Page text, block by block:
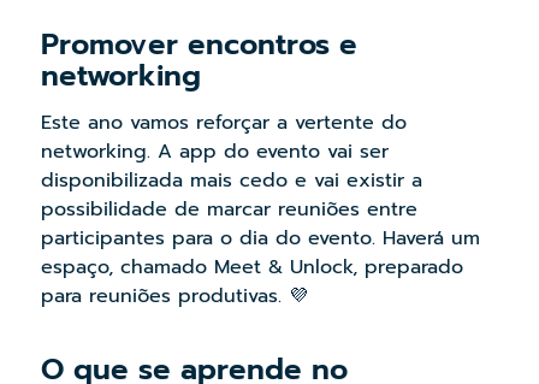
Promover encontros e
networking
Este ano vamos reforçar a vertente do
networking. A app do evento vai ser
disponibilizada mais cedo e vai existir a
possibilidade de marcar reuniões entre
participantes para o dia do evento. Haverá um
espaço, chamado Meet & Unlock, preparado
para reuniões produtivas.💜
O que se aprende no